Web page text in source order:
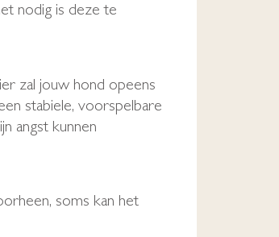
nodig is deze te
zal jouw hond opeens
stabiele, voorspelbare
angst kunnen
soms kan het